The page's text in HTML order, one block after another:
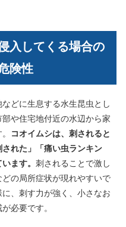
入してくる場合の
険性
どに生息する水生昆虫とし
や住宅地付近の水辺から家
コオイムシは、刺されると
れた」「痛い虫ランキン
ます。 刺されることで激し
の局所症状が現れやすいで
、刺す力が強く、小さなお
必要です。